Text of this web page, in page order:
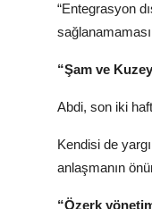
“Entegrasyon
“Şam ve
Abdi, son iki
Kendisi de
anlaşmanın
“Özerk